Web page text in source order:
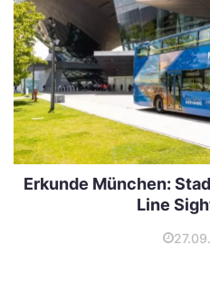
Erkunde München:
Line